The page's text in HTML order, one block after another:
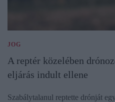
JOG
A reptér közelében
eljárás indult ellene
Szabálytalanul reptette drónját